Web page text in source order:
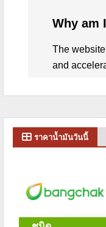
ราคาน้ำมันวันนี้